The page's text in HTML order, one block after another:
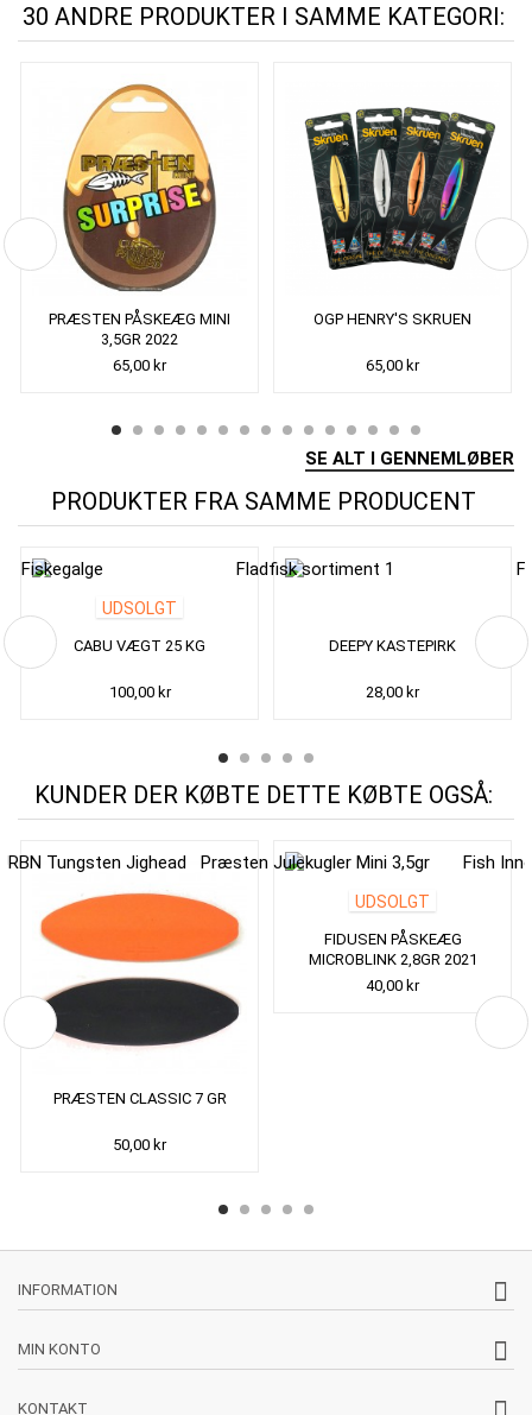
30 ANDRE PRODUKTER I SAMME KATEGORI:
PRÆSTEN PÅSKEÆG MINI
3,5GR 2022
65,00 kr
OGP HENRY'S SKRUEN
65,00 kr
SE ALT I GENNEMLØBER
PRODUKTER FRA SAMME PRODUCENT
UDSOLGT
CABU VÆGT 25 KG
100,00 kr
DEEPY KASTEPIRK
28,00 kr
KUNDER DER KØBTE DETTE KØBTE OGSÅ:
PRÆSTEN CLASSIC 7 GR
50,00 kr
UDSOLGT
FIDUSEN PÅSKEÆG
MICROBLINK 2,8GR 2021
40,00 kr
INFORMATION
MIN KONTO
KONTAKT